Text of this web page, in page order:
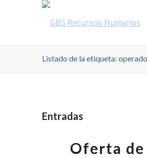
Listado de la etiqueta:
Entradas
Oferta de